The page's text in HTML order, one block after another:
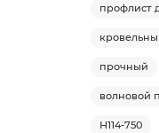
профлист
прочный
волновой
Н114-750